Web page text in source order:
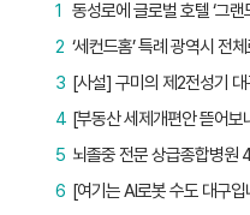
1
‘세컨드홈’ 특례 광역시 전
2
[사설] 구미의 제2전성기
3
4
5
6